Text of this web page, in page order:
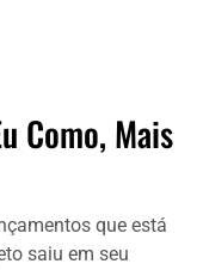
Como, Mais
que está
saiu em seu